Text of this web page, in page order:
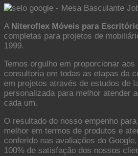
A Niteroflex Móveis para
completas para projetos de
1999.
Temos orgulho em proporcionar
consultoria em todas as etapas da
em projetos através de estudos de
personalizada para melhor atender
cada um.
O resultado do nosso empenho
melhor em termos de produtos e
conferido nas avaliações do
100% de satisfação dos nossos